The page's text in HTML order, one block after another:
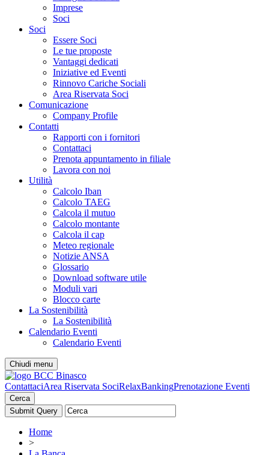
Imprese
Soci
Soci
Essere Soci
Le tue proposte
Vantaggi dedicati
Iniziative ed Eventi
Rinnovo Cariche Sociali
Area Riservata Soci
Comunicazione
Company Profile
Contatti
Rapporti con i fornitori
Contattaci
Prenota appuntamento in filiale
Lavora con noi
Utilità
Calcolo Iban
Calcolo TAEG
Calcola il mutuo
Calcolo montante
Calcola il cap
Meteo regionale
Notizie ANSA
Glossario
Download software utile
Moduli vari
Blocco carte
La Sostenibilità
La Sostenibilità
Calendario Eventi
Calendario Eventi
Chiudi menu
ContattaciArea Riservata SociRelaxBankingPrenotazione Eventi
Cerca
Home
>